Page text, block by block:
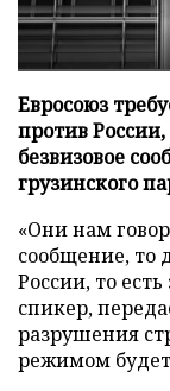
Евросоюз
против
безвизовое
грузинского
«Они нам
сообщение, то
России, то
спикер,
разрушения
режимом